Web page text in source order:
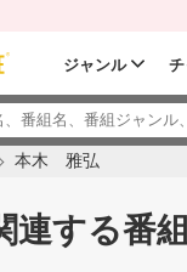
ジャンル
本木 雅弘
する番組